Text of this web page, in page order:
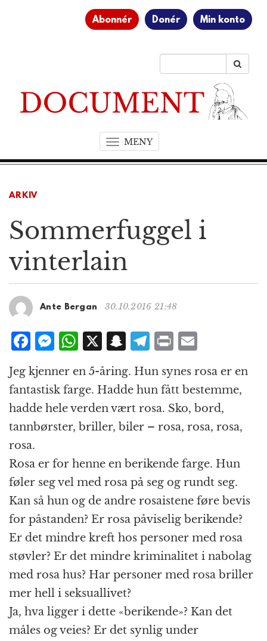
Abonnér Donér Min konto
MENYT
o
a
v
n
ARKIV
Sommerfuggel i
vinterlain
Ante Bergan 30.10.2016 21:48
F
a
c
e
b
o
o
k
M
ss
e
n
g
e
r
W
h
at
s
A
p
p
X S
a
p
c
h
at
T
e
g
r
a
m
P
n
t
ai
l
Jeg kjenner en 5-åring. Hun synes rosa er en
fantastisk farge. Hadde hun fått bestemme,
hadde hele verden vært rosa. Sko, bord,
tannbørster, briller, biler – rosa, rosa, rosa,
rosa.
Rosa er for henne en berikende farge. Hun
føler seg vel med rosa på seg og rundt seg.
Kan så hun og de andre rosaistene føre bevis
for påstanden? Er rosa påviselig berikende?
Er det mindre kreft hos personer med rosa
støvler? Er det mindre kriminalitet i nabolag
med rosa hus? Har personer med rosa briller
mer hell i seksuallivet?
Ja, hva ligger i dette «berikende»? Kan det
måles og veies? Er det synlig under